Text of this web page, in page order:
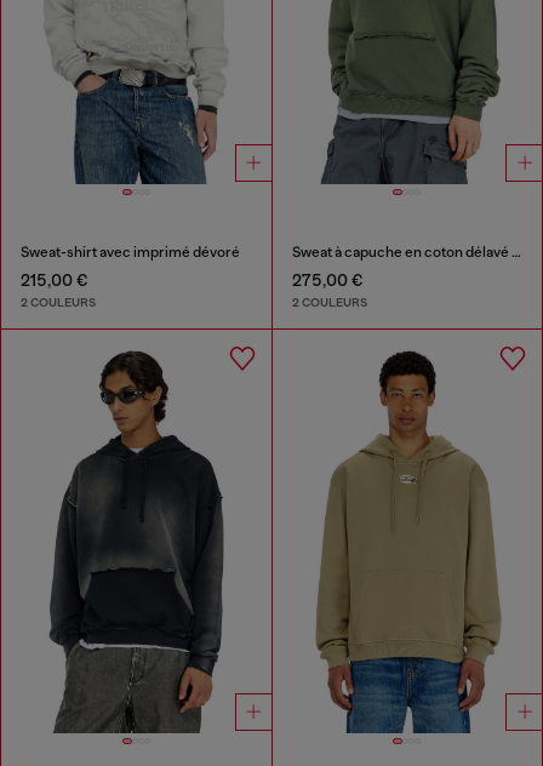
Sweat-shirt avec imprimé dévoré
215,00 €
2 COULEURS
Sweat à capuche en coton délavé avec détails effilochés
275,00 €
2 COULEURS